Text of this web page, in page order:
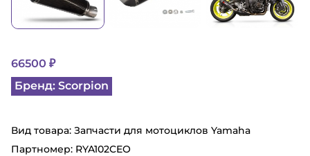
66500 ₽
Бренд: Scorpion
Вид товара: Запчасти для мотоциклов Yamaha
Партномер: RYA102CEO